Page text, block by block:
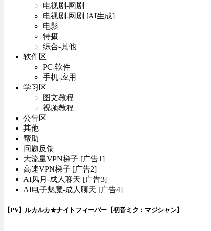
电视剧-网剧
电视剧-网剧 [AI生成]
电影
特摄
综合-其他
软件区
PC-软件
手机-应用
学习区
图文教程
视频教程
公告区
其他
帮助
问题反馈
大流量VPN梯子 [广告1]
高速VPN梯子 [广告2]
AI风月-成人聊天 [广告3]
AI电子魅魔-成人聊天 [广告4]
【PV】ルカルカ★ナイトフィーバー【初音ミク：マジシャン】